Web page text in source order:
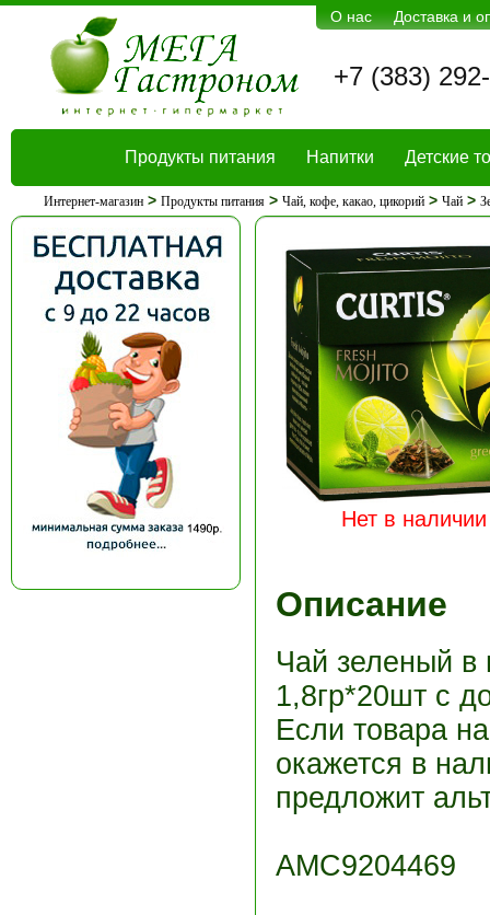
О нас Доставка и
+7 (383)
Продукты питания Напитки Детские
Интернет-магазин> Продукты питания> Чай, кофе, какао, цикорий> Чай>
Нет в наличии
Описание
Чай зеленый в
1,8гр*20шт с
Если товара
окажется в
предложит
АМС9204469